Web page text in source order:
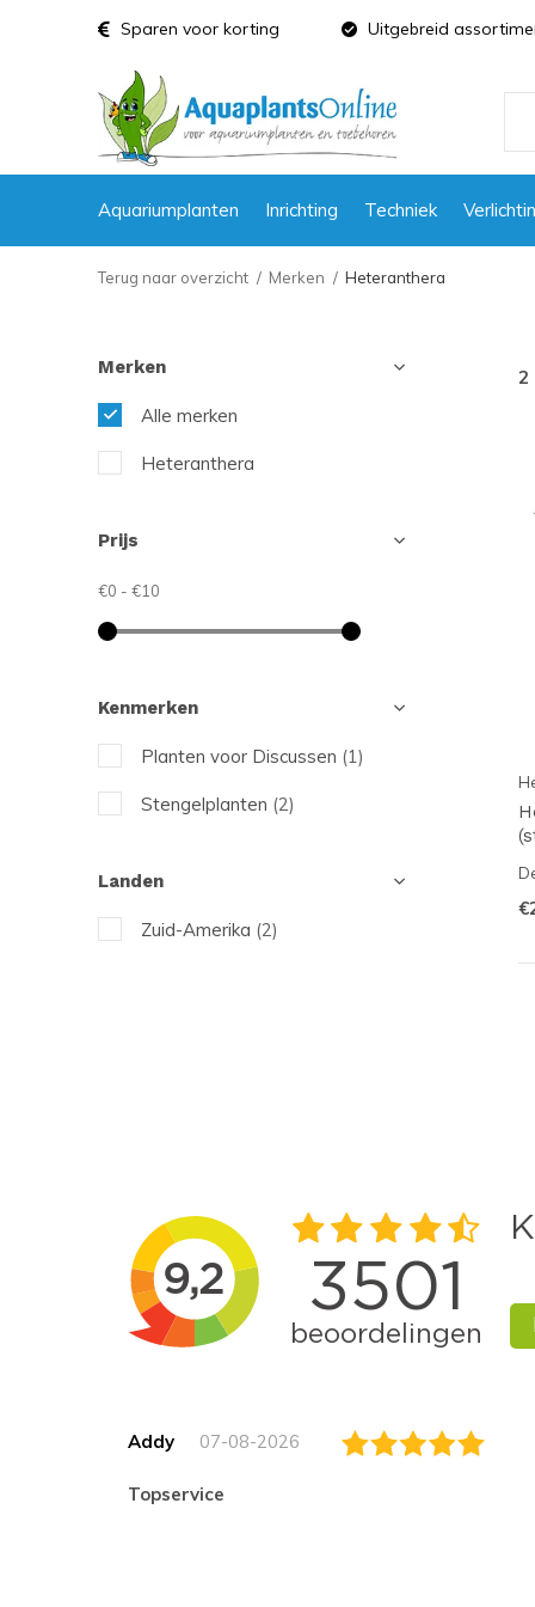
Aquariumplanten Inrichting Techniek
Sparen voor korting Uitgebreid
Terug naar overzicht Merken Heteranthera
2
Merken
Alle merken
Heteranthera
Prijs
€0 - €10
Kenmerken
Planten voor Discussen (1)
Stengelplanten (2)
Landen
Zuid-Amerika (2)
Addy 07-08-2026
topservice